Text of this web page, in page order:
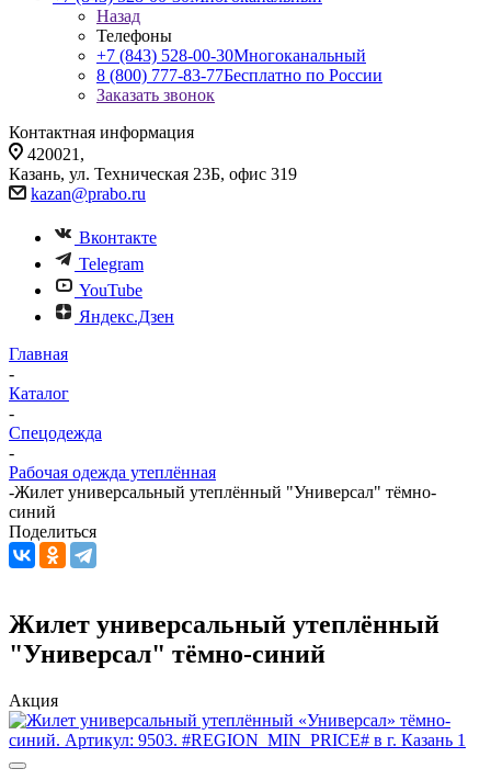
Назад
Телефоны
+7 (843) 528-00-30Многоканальный
8 (800) 777-83-77Бесплатно по России
Заказать звонок
Контактная информация
420021,
Казань, ул. Техническая 23Б, офис 319
kazan@prabo.ru
Вконтакте
Telegram
YouTube
Яндекс.Дзен
Главная
-
Каталог
-
Спецодежда
-
Рабочая одежда утеплённая
-Жилет универсальный утеплённый "Универсал" тёмно-
синий
Поделиться
Жилет универсальный утеплённый
"Универсал" тёмно-синий
Акция